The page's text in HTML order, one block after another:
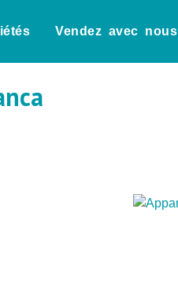
Vendez avec nous